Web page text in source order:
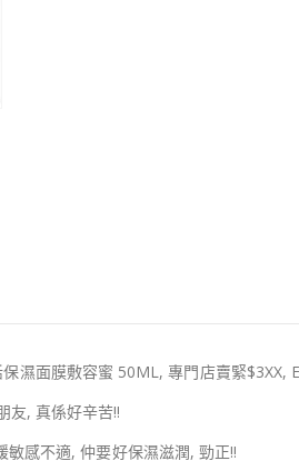
濕面膜敷容蜜 50ML, 專門店賣緊$3XX,
友, 真係好辛苦!!
感不適, 仲要好保濕滋潤, 勁正!!